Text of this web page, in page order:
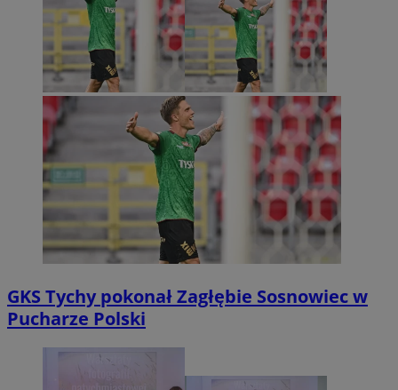
GKS Tychy pokonał Zagłębie Sosnowiec w
Pucharze Polski